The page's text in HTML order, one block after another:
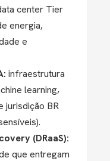
center Tier
energia,
e
infraestrutura
learning,
jurisdição BR
(DRaaS):
que entregam